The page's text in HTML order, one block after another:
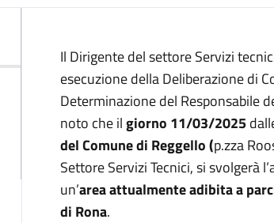
Descrizione
Il Dirigente del settore Servizi
esecuzione della Deliberazione di
Determinazione del Responsabile
noto che ilgiorno 11/03/2025
del Comune di Reggello (p.zza
Settore Servizi Tecnici, si svolgerà
un’area attualmente adibita a
di Rona.